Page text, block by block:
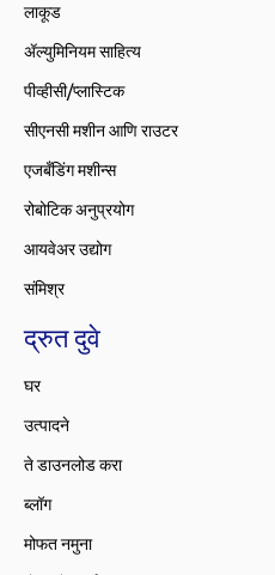
लाकूड
ॲल्युमिनियम साहित्य
पीव्हीसी/प्लास्टिक
सीएनसी मशीन आणि राउटर
एजबँडिंग मशीन्स
रोबोटिक अनुप्रयोग
आयवेअर उद्योग
संमिश्र
द्रुत दुवे
घर
उत्पादने
ते डाउनलोड करा
ब्लॉग
मोफत नमुना